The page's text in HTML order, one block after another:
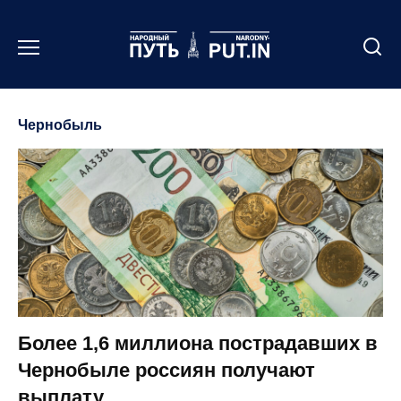
содержанию
Чернобыль
Более 1,6 миллиона пострадавших в
Чернобыле россиян получают